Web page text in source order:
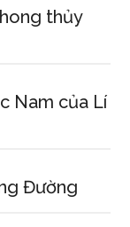
thủy
Nam của Lí
Đường